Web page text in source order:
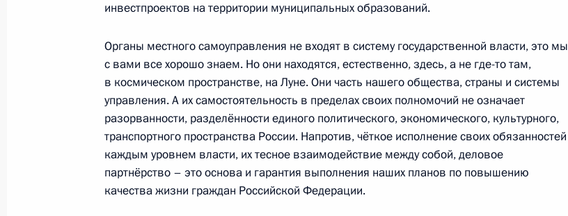
14 февраля 2020 года, пятница
Поздравление Роману Репилову с победой на чемпионате мира
по санному спорту в спринте на одноместных санях
14 февраля 2020 года, 16:00
Поздравление Екатерине Катниковой с победой на чемпионате
мира по санному спорту в спринте на одноместных санях
инвестпроектов на территории муниципальных образований.
Органы местного самоуправления не входят в систему государственной власти, это мы
с вами все хорошо знаем. Но они находятся, естественно, здесь, а не где-то там,
в космическом пространстве, на Луне. Они часть нашего общества, страны и системы
управления. А их самостоятельность в пределах своих полномочий не означает
разорванности, разделённости единого политического, экономического, культурного,
транспортного пространства России. Напротив, чёткое исполнение своих обязанностей
каждым уровнем власти, их тесное взаимодействие между собой, деловое
партнёрство – это основа и гарантия выполнения наших планов по повышению
качества жизни граждан Российской Федерации.